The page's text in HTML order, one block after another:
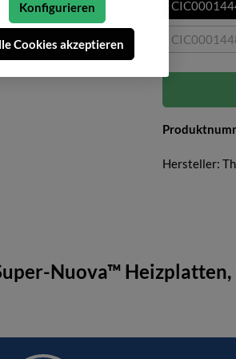
Hersteller:
Nuova™
Konfigurieren
Cookies akzeptieren